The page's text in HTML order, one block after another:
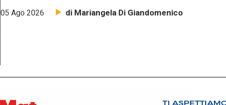
05 Ago 2026 di Mariangela Di Giandomenico